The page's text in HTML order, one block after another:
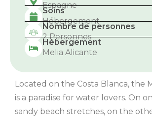
Espagne
Soins
Hébergement
Nombre de personnes
2 Personnes
Hébergement
Melia Alicante
Located on the Costa Blanca, the
is a paradise for water lovers. On
sandy beach stretches, on the